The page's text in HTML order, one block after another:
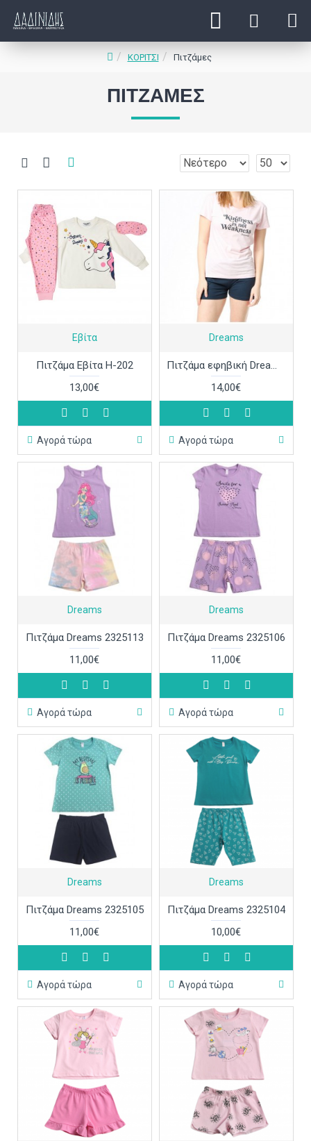
ΚΟΡΙΤΣΙ Πιτζάμες
ΠΙΤΖΆΜΕΣ
Εβίτα
Πιτζάμα Εβίτα Η-202
13,00€
Αγορά τώρα
Dreams
Πιτζάμα εφηβική Dreams 2327104
14,00€
Αγορά τώρα
Dreams
Πιτζάμα Dreams 2325113
11,00€
Αγορά τώρα
Dreams
Πιτζάμα Dreams 2325106
11,00€
Αγορά τώρα
Dreams
Πιτζάμα Dreams 2325105
11,00€
Αγορά τώρα
Dreams
Πιτζάμα Dreams 2325104
10,00€
Αγορά τώρα